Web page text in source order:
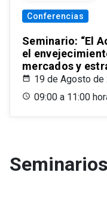
Conferencias
Seminario: “El
el
mercados y
19 de Agosto de
09:00 a 11:00
Seminarios